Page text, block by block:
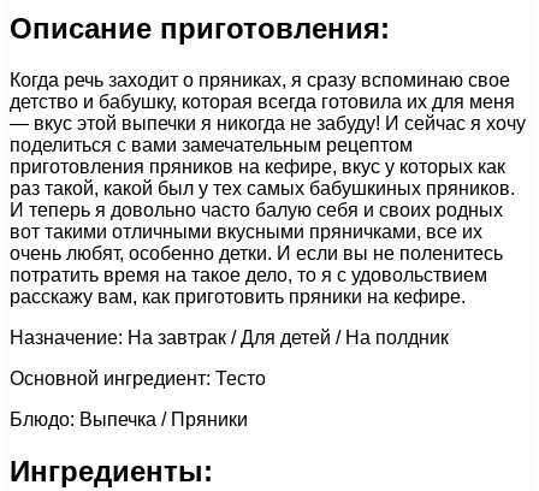
Описание приготовления:
Когда речь заходит о пряниках, я сразу вспоминаю свое
детство и бабушку, которая всегда готовила их для меня
— вкус этой выпечки я никогда не забуду! И сейчас я хочу
поделиться с вами замечательным рецептом
приготовления пряников на кефире, вкус у которых как
раз такой, какой был у тех самых бабушкиных пряников.
И теперь я довольно часто балую себя и своих родных
вот такими отличными вкусными пряничками, все их
очень любят, особенно детки. И если вы не поленитесь
потратить время на такое дело, то я с удовольствием
расскажу вам, как приготовить пряники на кефире.
Назначение: На завтрак / Для детей / На полдник
Основной ингредиент: Тесто
Блюдо: Выпечка / Пряники
Ингредиенты: